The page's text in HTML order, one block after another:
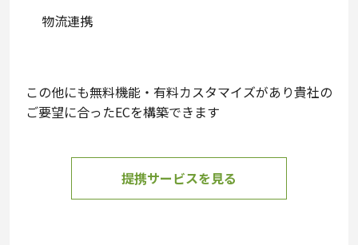
物流連携
この他にも無料機能・有料カスタマイズがあり貴社の
ご要望に合ったECを構築できます
提携サービスを見る